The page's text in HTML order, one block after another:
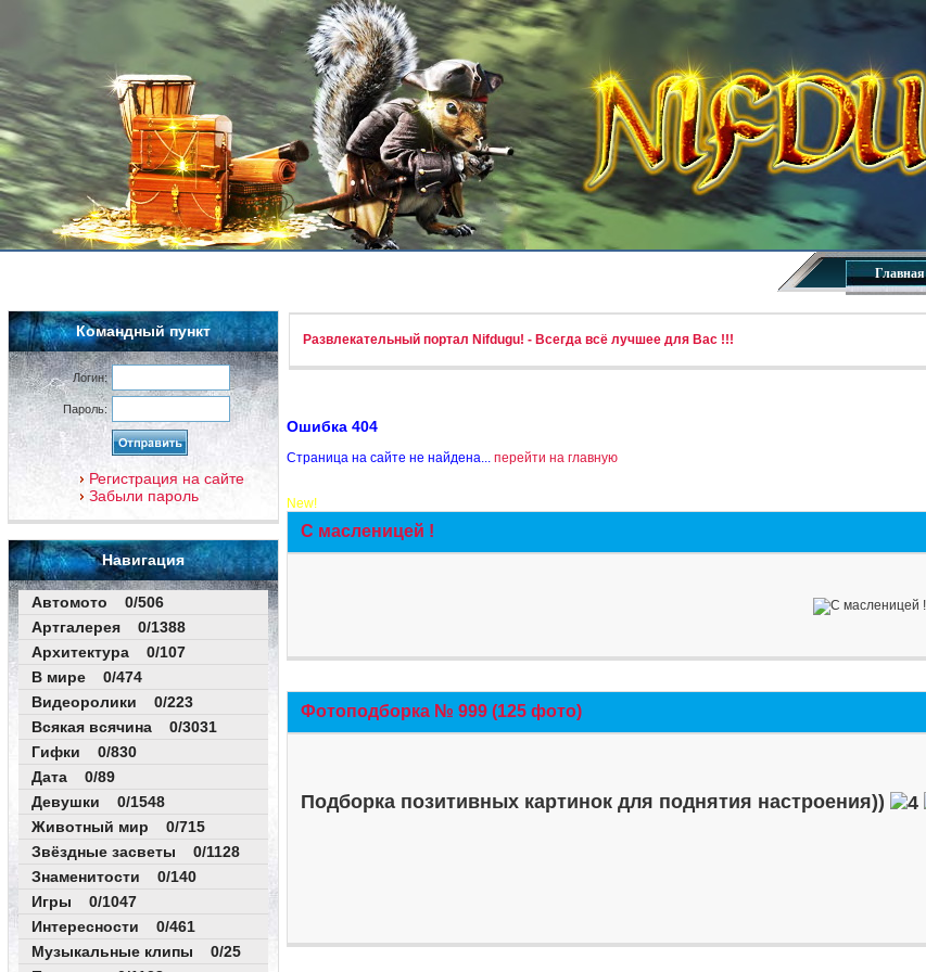
Главная
Командный пункт
Логин:
Пароль:
Регистрация на сайте
Забыли пароль
Навигация
Автомото 0/506
Артгалерея 0/1388
Архитектура 0/107
В мире 0/474
Видеоролики 0/223
Всякая всячина 0/3031
Гифки 0/830
Дата 0/89
Девушки 0/1548
Животный мир 0/715
Звёздные засветы 0/1128
Знаменитости 0/140
Игры 0/1047
Интересности 0/461
Музыкальные клипы 0/25
Развлекательный портал Nifdugu! - Всегда всё лучшее для Вас !!!
Ошибка 404
Страница на сайте не найдена... перейти на главную
New!
С масленицей !
Фотоподборка № 999 (125 фото)
Подборка позитивных картинок для поднятия настроения))